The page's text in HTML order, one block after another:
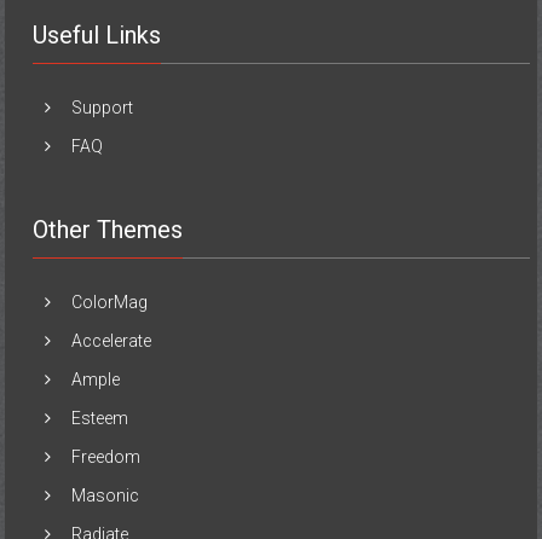
Useful Links
Support
FAQ
Other Themes
ColorMag
Accelerate
Ample
Esteem
Freedom
Masonic
Radiate